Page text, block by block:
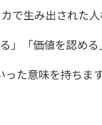
で生み出された
「価値を認める
た意味を持ちます